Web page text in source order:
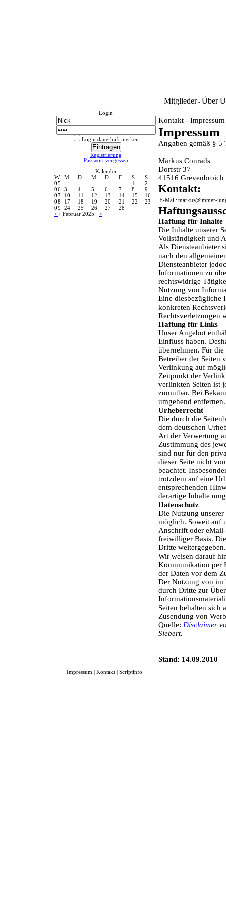
Mitglieder- Über
Login
Login dauerhaft merken
Registrierung
Passwort vergessen
Kalender
W
M D M D F S
S
05
1
2
06
3 4 5 6 7 8
9
07
10 11 12 13 14 15
16
08
17 18 19 20 21 22
23
09
24 25 26 27
28
< [ Februar 2025 ] >
Kontakt - Impressum
Impressum
Angaben gemäß § 5
Markus Conrads
Dorfstr 37
41516 Grevenbroich
Kontakt:
E-Mail: markus@immer-
Haftung für Inhalte
Die Inhalte unserer
Vollständigkeit und
Als Diensteanbieter
nach den
Diensteanbieter
Informationen zu
rechtswidrige
Nutzung von
Eine diesbezügliche
konkreten
Rechtsverletzungen
Haftung für Links
Unser Angebot
Einfluss haben.
übernehmen. Für
Betreiber der Seiten
Verlinkung auf
Zeitpunkt der
verlinkten Seiten ist
zumutbar. Bei
umgehend entfernen.
Urheberrecht
Die durch die
dem deutschen
Art der Verwertung
Zustimmung des
sind nur für den
dieser Seite nicht
beachtet.
trotzdem auf eine
entsprechenden
derartige Inhalte
Datenschutz
Die Nutzung unserer
möglich. Soweit auf
Anschrift oder
freiwilliger Basis.
Dritte weitergegeben.
Wir weisen darauf
Kommunikation per
der Daten vor dem
Der Nutzung von im
durch Dritte zur
Seiten behalten sich
Zusendung von
Quelle: Disclaimer
Siebert.
Stand: 14.09.2010
Impressum Kontakt Scriptinfo